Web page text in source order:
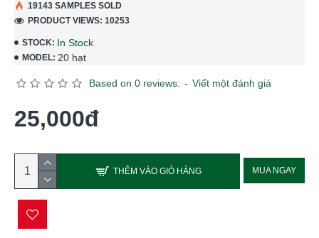
STOCK: In Stock
MODEL: 20 hạt
19143 SAMPLES SOLD
PRODUCT VIEWS: 10253
Based on 0 reviews. - Viết một đánh giá
25,000đ
THÊM VÀO GIỎ HÀNG MUA NGAY